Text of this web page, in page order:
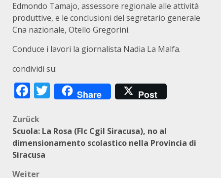
Edmondo Tamajo, assessore regionale alle attività
produttive, e le conclusioni del segretario generale
Cna nazionale, Otello Gregorini.
Conduce i lavori la giornalista Nadia La Malfa.
condividi su:
Facebook
Twitter
Share Post
Beitragsnavigation
Zurück
Scuola: La Rosa (Flc Cgil Siracusa), no al
dimensionamento scolastico nella Provincia di
Siracusa
Weiter